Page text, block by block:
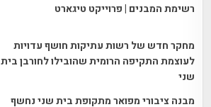
רשימת המבנים | פרוייקט טיגארט
מחקר חדש של רשות עתיקות חושף עדויות
לעוצמת התקיפה הרומית שהובילו לחורבן בית
שני
מבנה ציבורי מפואר מתקופת בית שני נחשף